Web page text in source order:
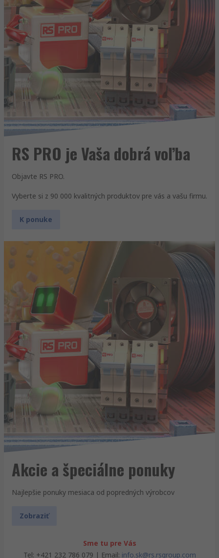
RS PRO je Vaša dobrá voľba
Objavte RS PRO.
Vyberte si z 90 000 kvalitných produktov pre vás a vašu firmu.
K ponuke
Akcie a špeciálne ponuky
Najlepšie ponuky mesiaca od popredných výrobcov
Zobraziť
Sme tu pre Vás
Tel: +421 232 786 079 | Email: info.sk@rs.rsgroup.com